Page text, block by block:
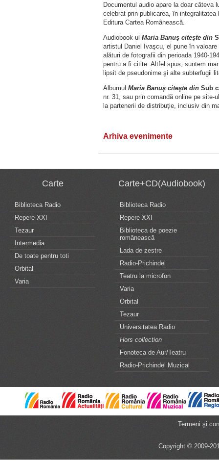
Documentul audio apare la doar câteva
celebrat prin publicarea, în
Editura Cartea Românească.
Audiobook-ul Maria Banuş citeşte din
artistul Daniel Ivaşcu, el pune în
alături de fotografii din perioada 1940-
pentru a fi citite. Altfel spus, suntem
lipsit de pseudonime şi alte subterfugii
Albumul Maria Banuş citeşte din Sub
nr. 31, sau prin comandă online pe site-
la partenerii de distribuţie, inclusiv din
Arhiva evenimente
Carte
Biblioteca Radio
Repere XXI
Tezaur
Intermedia
De toate pentru toti
Orbital
Varia
Carte+CD(Audiobook)
Biblioteca Radio
Repere XXI
Biblioteca de poezie
românească
Lada de zestre
Radio-Prichindel
Teatru la microfon
Varia
Orbital
Tezaur
Universitatea Radio
Hors collection
Fonoteca de Aur/Teatru
Radio-Prichindel Muzical
Termeni şi
Copyright © 2009-